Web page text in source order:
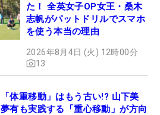
た！ 全英女子OP女王・桑木
志帆がパットドリルでスマホ
を使う本当の理由
2026年8月4日 (火) 12時00分
13
「体重移動」はもう古い!? 山下美
夢有も実践する「重心移動」が方向